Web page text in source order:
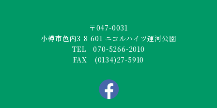
〒047-0031
小樽市色内3-8-601 ニコルハイツ運河公園
TEL 070-5266-2010
FAX (0134)27-5910